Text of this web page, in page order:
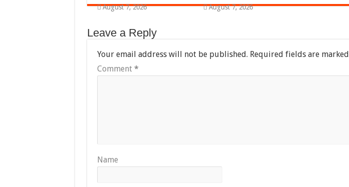
August 7, 2026 August 7, 2026
Leave a Reply
Your email address will not be published. Required fields are marked
Comment *
Name